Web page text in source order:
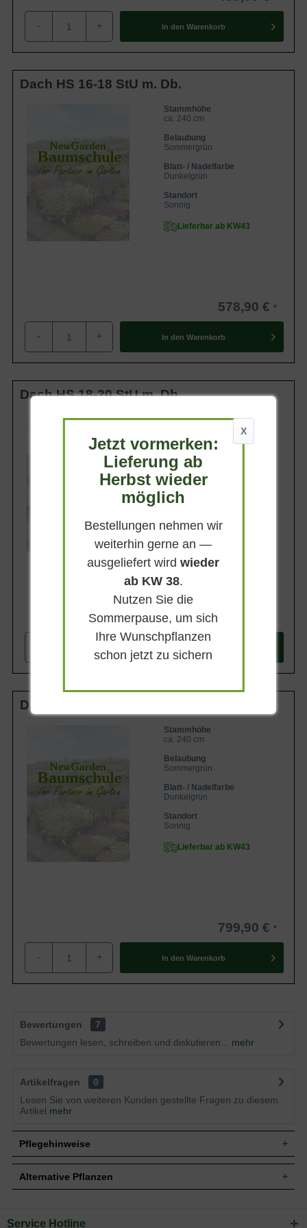
Eigenschaften
'Chanticleer' zeichnet sich vor allem durch
seine ansprechende und lang anhaltende
Blütenpracht aus. Ein toller
Schattenspender.
- + In den Warenkorb
Dach HS 16-18 StU m. Db.
Stammhöhe
ca. 240 cm
Belaubung
Sommergrün
Blatt- / Nadelfarbe
Dunkelgrün
Standort
Sonnig
Lieferbar ab KW43
578,90 €
- + In den Warenkorb
Dach HS 18-20 StU m. Db.
Stammhöhe
Belaubung
Sommergrün
Blatt- / Nadelfarbe
Dunkelgrün
Standort
Dach HS 20-25 StU m. Db.
Stammhöhe
ca. 240 cm
Belaubung
Sommergrün
Blatt- / Nadelfarbe
Dunkelgrün
Standort
Sonnig
Lieferbar ab KW43
799,90 €
- + In den Warenkorb
Bewertungen
7
Bewertungen lesen, schreiben und diskutieren...
mehr
Artikelfragen
0
Lesen Sie von weiteren Kunden gestellte Fragen zu diesem
Artikel mehr
Pflegehinweise
Pflanz- und Pflegetipps Pyrus calleryana
Alternative Pflanzen
Sie suchen eine Alternative?
X
Jetzt vormerken:
Lieferung ab
Herbst wieder
möglich
Bestellungen nehmen wir
weiterhin gerne an —
ausgeliefert wirdwieder
ab KW 38.
Nutzen Sie die
Sommerpause, um sich
Ihre Wunschpflanzen
schon jetzt zu sichern
Service Hotline